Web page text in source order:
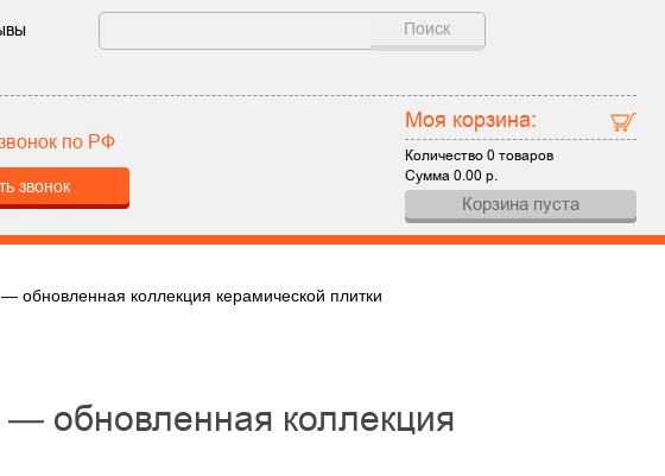
Поиск
по РФ
звонок
Моя корзина:
Количество0 товаров
Сумма0.00 р.
Корзина пуста
обновленная коллекция керамической плитки